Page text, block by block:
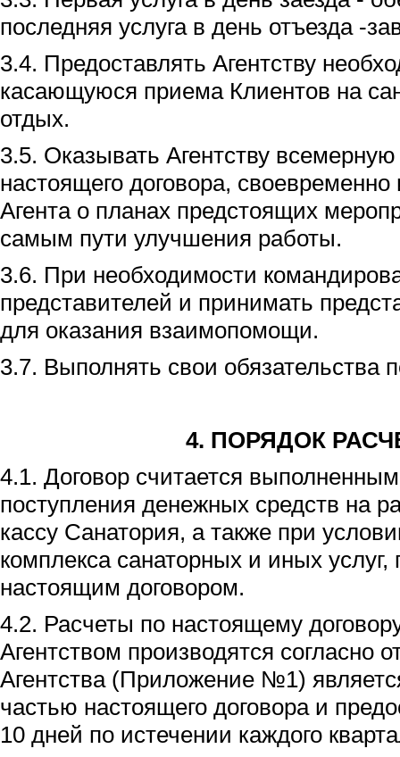
последняя услуга в день отъезда -
3.4. Предоставлять Агентству
касающуюся приема Клиентов на
отдых.
3.5. Оказывать Агентству
настоящего договора,
Агента о планах предстоящих
самым пути улучшения работы.
3.6. При необходимости
представителей и принимать
для оказания взаимопомощи.
3.7. Выполнять свои обязательства
4. ПОРЯДОК
4.1. Договор считается
поступления денежных средств на
кассу Санатория, а также при
комплекса санаторных и иных
настоящим договором.
4.2. Расчеты по настоящему
Агентством производятся согласно
Агентства (Приложение №1)
частью настоящего договора и
10 дней по истечении каждого